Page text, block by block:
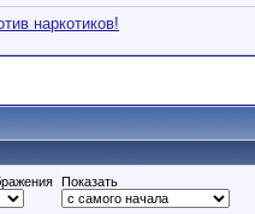
наркотиков!
Показать